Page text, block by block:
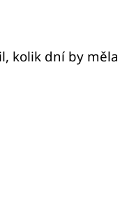
kolik dní by